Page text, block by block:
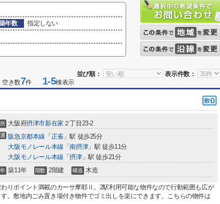
年数
指定しない
並び順： 表示件数：
き数7件 1-5棟表示
大阪府摂津市新在家 ２丁目23-2
阪急京都本線 「 正雀 」駅 徒歩25分
大阪モノレール本線 「南摂津」駅 徒歩11分
大阪モノレール本線 「摂津」駅 徒歩21分
築11年 階数 2階建 構造 木造
わりポイント満載のカーサ摩耶Ⅱ。2駅利用可能な物件なので行動範囲も広が
す。敷地内ごみ置き場付き物件でゴミ出しを楽にできます。こちらの物件は